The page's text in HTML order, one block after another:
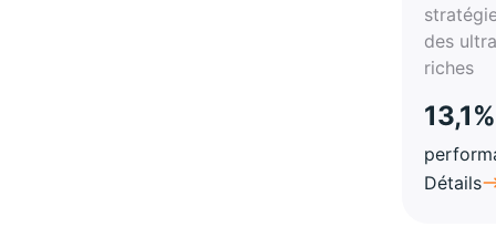
des
riches
13,1%
Détails